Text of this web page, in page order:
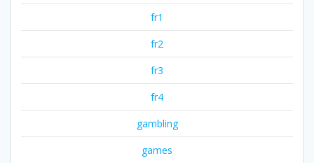
fr1
fr2
fr3
fr4
gambling
games